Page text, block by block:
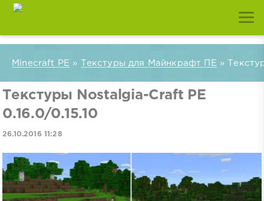
Minecraft PE » Текстуры для Майнкрафт ПЕ »
Текстуры Nostalgia-Craft PE
0.16.0/0.15.10
26.10.2016 11:28